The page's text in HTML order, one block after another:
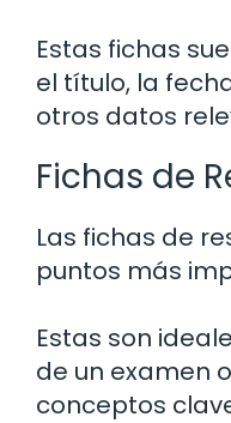
Estas fichas
el título, la
otros datos
Fichas de
Las fichas de
puntos más
Estas son
de un examen
conceptos